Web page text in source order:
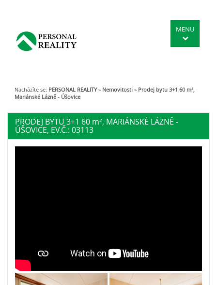
MENU
Nacházíte se: PERSONAL REALITY » Nemovitosti » Prodej bytu 3+1 60 m²,
Mariánské Lázně - Úšovice
PRODEJ BYTU 3+1 60 m², MARIÁNSKÉ LÁZNĚ -
ÚŠOVICE, EV.Č.: 03113